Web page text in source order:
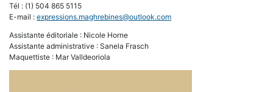
Tél : (1) 504 865 5115
E-mail : expressions.maghrebines@outlook.com
Assistante éditoriale : Nicole Horne
Assistante administrative : Sanela Frasch
Maquettiste : Mar Valldeoriola